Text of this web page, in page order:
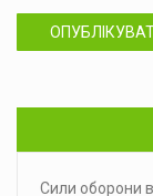
Сили оборони